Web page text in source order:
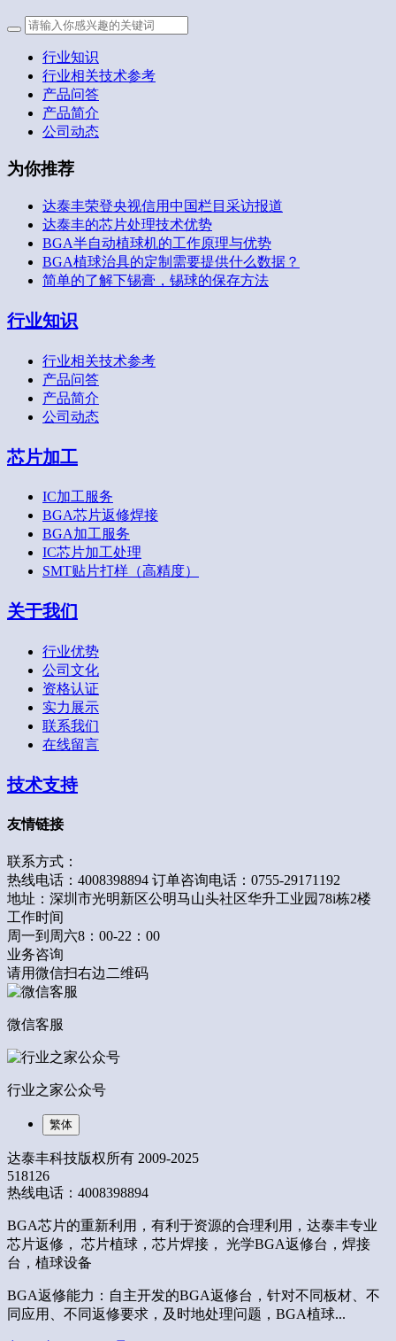
行业知识
行业相关技术参考
产品问答
产品简介
公司动态
为你推荐
达泰丰荣登央视信用中国栏目采访报道
达泰丰的芯片处理技术优势
BGA半自动植球机的工作原理与优势
BGA植球治具的定制需要提供什么数据？
简单的了解下锡膏，锡球的保存方法
行业知识
行业相关技术参考
产品问答
产品简介
公司动态
芯片加工
IC加工服务
BGA芯片返修焊接
BGA加工服务
IC芯片加工处理
SMT贴片打样（高精度）
关于我们
行业优势
公司文化
资格认证
实力展示
联系我们
在线留言
技术支持
友情链接
联系方式：
热线电话：4008398894 订单咨询电话：0755-29171192
地址：深圳市光明新区公明马山头社区华升工业园78i栋2楼
工作时间
周一到周六8：00-22：00
业务咨询
请用微信扫右边二维码
微信客服
行业之家公众号
繁体
达泰丰科技版权所有 2009-2025
518126
热线电话：4008398894
BGA芯片的重新利用，有利于资源的合理利用，达泰丰专业
芯片返修， 芯片植球，芯片焊接， 光学BGA返修台，焊接
台，植球设备
BGA返修能力：自主开发的BGA返修台，针对不同板材、不
同应用、不同返修要求，及时地处理问题，BGA植球...